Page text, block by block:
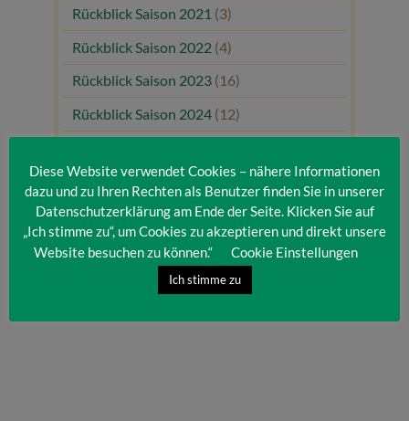
Rückblick Saison 2021 (3)
Rückblick Saison 2022 (4)
Rückblick Saison 2023 (16)
Rückblick Saison 2024 (12)
Uncategorized(80)
Unsere Gäste(1)
Diese Website verwendet Cookies – nähere Informationen
dazu und zu Ihren Rechten als Benutzer finden Sie in unserer
Datenschutzerklärung am Ende der Seite. Klicken Sie auf
„Ich stimme zu“, um Cookies zu akzeptieren und direkt unsere
Website besuchen zu können.“
Cookie Einstellungen
Ich stimme zu